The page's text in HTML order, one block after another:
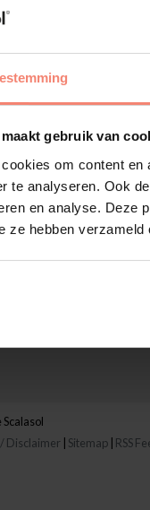
gebruik van
om content
te analyseren. Ook
en analyse. Deze
ze hebben
Applications
Contrôle du climat
Porte d'entrée
Bureaux et entreprises
BTP et infrastructures
Mon compte
Mes commandes
Scalasol
Disclaimer Sitemap RSS